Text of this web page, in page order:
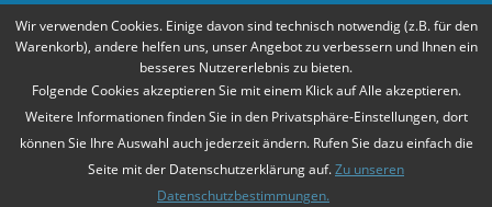
Zahlungsarten Mehr Informationen
Wir verwenden Cookies. Einige davon sind technisch notwendig (z.B. für den
Warenkorb), andere helfen uns, unser Angebot zu verbessern und Ihnen ein
besseres Nutzererlebnis zu bieten.
Folgende Cookies akzeptieren Sie mit einem Klick auf Alle akzeptieren.
Weitere Informationen finden Sie in den Privatsphäre-Einstellungen, dort
können Sie Ihre Auswahl auch jederzeit ändern. Rufen Sie dazu einfach die
Seite mit der Datenschutzerklärung auf.Zu unseren
Datenschutzbestimmungen.